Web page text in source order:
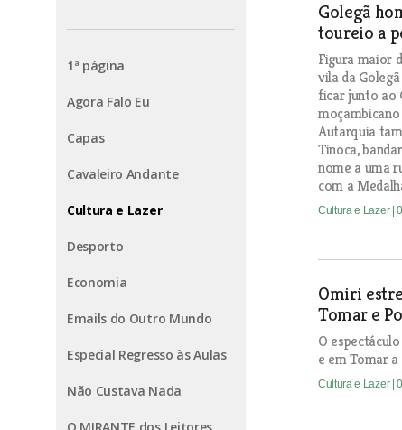
1ª página
Agora Falo Eu
Capas
Cavaleiro Andante
Cultura e Lazer
Desporto
Economia
Emails do Outro Mundo
Especial Regresso às Aulas
Não Custava Nada
Golegã
toureio a
Figura maior
vila da
ficar junto ao
Autarquia
Tinoca,
nome a uma
com a
Cultura e Lazer |
Omiri
Tomar e
O
e em Tomar
Cultura e Lazer |